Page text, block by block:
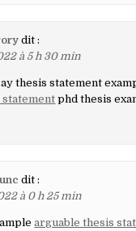
dit :
à 5 h 30 min
thesis statement
statement phd thesis
dit :
à 0 h 25 min
arguable thesis